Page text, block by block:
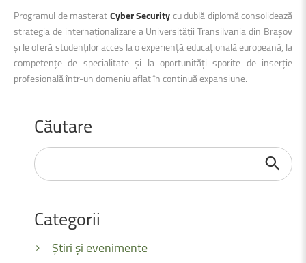
Programul de masteratCyber Securitycu dublă diplomă consolidează
strategia de internaționalizare a Universității Transilvania din Brașov
și le oferă studenților acces la o experiență educațională europeană, la
competențe de specialitate și la oportunități sporite de inserție
profesională într-un domeniu aflat în continuă expansiune.
Căutare
Căutare
...
Categorii
Știri și evenimente